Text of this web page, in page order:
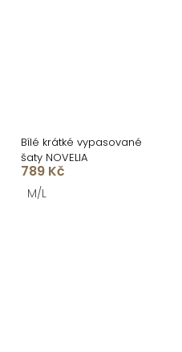
Bílé krátké vypasované
šaty NOVELIA
789 Kč
M/L